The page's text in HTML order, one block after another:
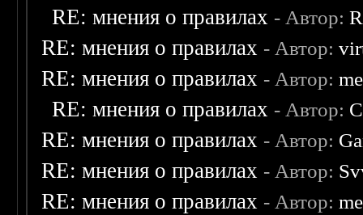
RE: мнения о правилах - Автор:
RE: мнения о правилах - Автор:
RE: мнения о правилах - Автор:
RE: мнения о правилах - Автор:
RE: мнения о правилах - Автор:
RE: мнения о правилах - Автор:
RE: мнения о правилах - Автор: